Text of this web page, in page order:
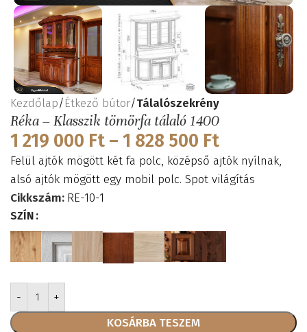
Kezdőlap Étkező bútor Tálalószekrény
Réka – Klasszik tömörfa tálaló 1400
1 219 000 Ft – 1 828 500 Ft
Felül ajtók mögött két fa polc, középső ajtók nyílnak,
alsó ajtók mögött egy mobil polc. Spot világítás
Cikkszám: RE-10-1
SZÍN
KOSÁRBA TESZEM